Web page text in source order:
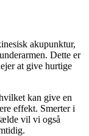
akupunktur,
Dette er
at give hurtige
kan give en
effekt. Smerter i
vil vi også